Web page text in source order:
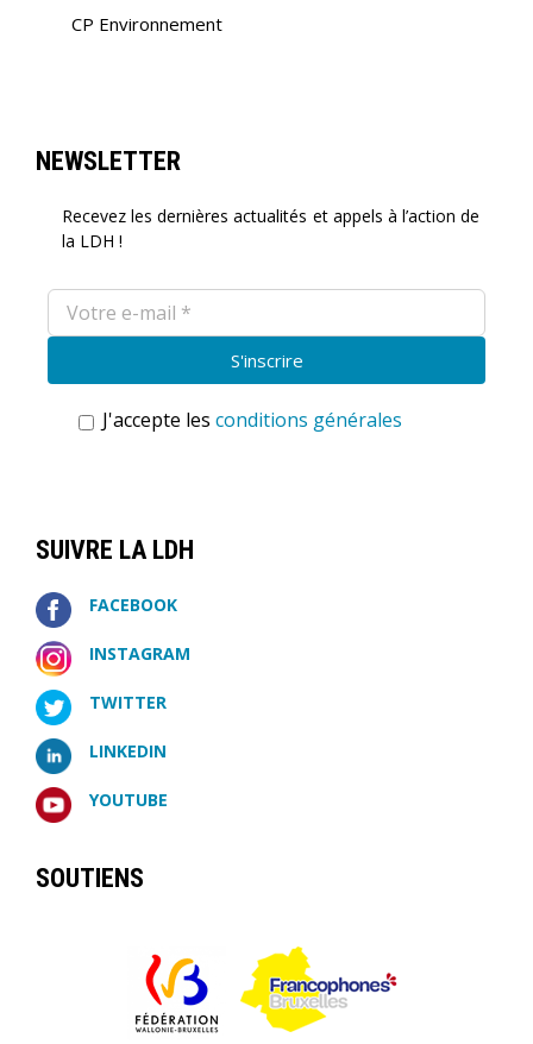
CP Environnement
NEWSLETTER
Recevez les dernières actualités et appels à l’action de
la LDH !
J'accepte les conditions générales
SUIVRE LA LDH
FACEBOOK
INSTAGRAM
TWITTER
LINKEDIN
YOUTUBE
SOUTIENS